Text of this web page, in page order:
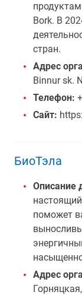
Bork. В
стран.
Адрес
Binnur sk.
Телефон:
Сайт:
БиоТэла
Описание
поможет
Адрес